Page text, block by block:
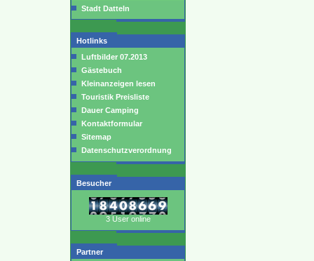
Stadt Datteln
Hotlinks
Luftbilder 07.2013
Gästebuch
Kleinanzeigen lesen
Touristik Preisliste
Dauer Camping
Kontaktformular
Sitemap
Datenschutzverordnung
Besucher
3 User online
Partner